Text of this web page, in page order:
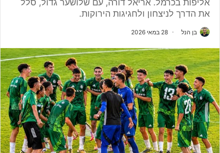
אליפות בכרמל. אריאל דורה, עם שלושער גדול, סלל
את הדרך לניצחון ולחגיגות הירוקות.
בן הנל 28 במאי 2026